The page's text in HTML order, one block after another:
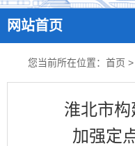
网站首页
您当前所在位置： 首页 >
淮北市
加强定